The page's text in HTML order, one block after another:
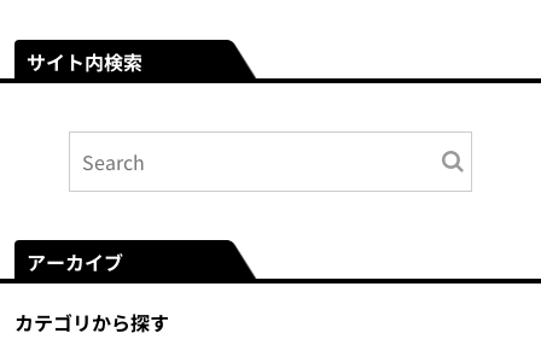
サイト内検索
アーカイブ
カテゴリから探す